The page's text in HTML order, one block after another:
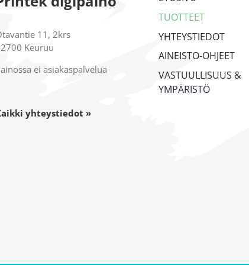
11, 2krs
Keuruu
ei asiakaspalvelua
yhteystiedot »
TUOTTEET
YHTEYSTIEDOT
AINEISTO-OHJEET
VASTUULLISUUS &
YMPÄRISTÖ